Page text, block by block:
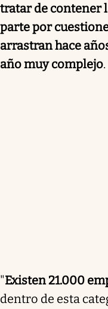
tratar de contener
parte por
arrastran hace
año muy complejo.
"Existen 21.000
dentro de esta